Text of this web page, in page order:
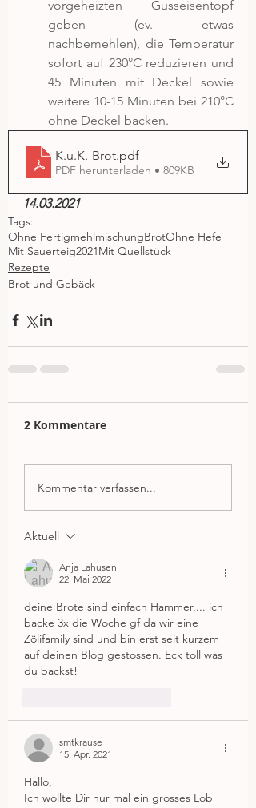
vorgeheizten Gusseisentopf
geben (ev. etwas
nachbemehlen), die Temperatur
sofort auf 230°C reduzieren und
45 Minuten mit Deckel sowie
weitere 10-15 Minuten bei 210°C
ohne Deckel backen.
K.u.K.-Brot.pdf
PDF herunterladen • 809KB
14.03.2021
Tags:
Ohne FertigmehlmischungBrotOhne Hefe
Mit Sauerteig2021Mit Quellstück
Rezepte
Brot und Gebäck
2 Kommentare
Kommentar verfassen...
Aktuell
Anja Lahusen
22. Mai 2022
deine Brote sind einfach Hammer.... ich
backe 3x die Woche gf da wir eine
Zölifamily sind und bin erst seit kurzem
auf deinen Blog gestossen. Eck toll was
du backst!
smtkrause
15. Apr. 2021
Hallo,
Ich wollte Dir nur mal ein grosses Lob